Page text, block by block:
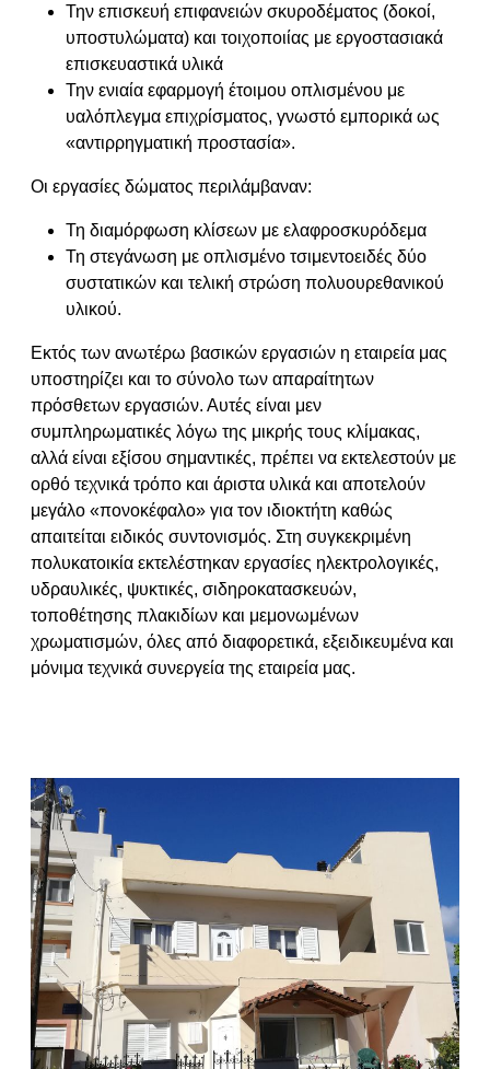
Την επισκευή επιφανειών σκυροδέματος (δοκοί,
υποστυλώματα) και τοιχοποιίας με εργοστασιακά
επισκευαστικά υλικά
Την ενιαία εφαρμογή έτοιμου οπλισμένου με
υαλόπλεγμα επιχρίσματος, γνωστό εμπορικά ως
«αντιρρηγματική προστασία».
Οι εργασίες δώματος περιλάμβαναν:
Τη διαμόρφωση κλίσεων με ελαφροσκυρόδεμα
Τη στεγάνωση με οπλισμένο τσιμεντοειδές δύο
συστατικών και τελική στρώση πολυουρεθανικού
υλικού.
Εκτός των ανωτέρω βασικών εργασιών η εταιρεία μας
υποστηρίζει και το σύνολο των απαραίτητων
πρόσθετων εργασιών. Αυτές είναι μεν
συμπληρωματικές λόγω της μικρής τους κλίμακας,
αλλά είναι εξίσου σημαντικές, πρέπει να εκτελεστούν με
ορθό τεχνικά τρόπο και άριστα υλικά και αποτελούν
μεγάλο «πονοκέφαλο» για τον ιδιοκτήτη καθώς
απαιτείται ειδικός συντονισμός. Στη συγκεκριμένη
πολυκατοικία εκτελέστηκαν εργασίες ηλεκτρολογικές,
υδραυλικές, ψυκτικές, σιδηροκατασκευών,
τοποθέτησης πλακιδίων και μεμονωμένων
χρωματισμών, όλες από διαφορετικά, εξειδικευμένα και
μόνιμα τεχνικά συνεργεία της εταιρεία μας.